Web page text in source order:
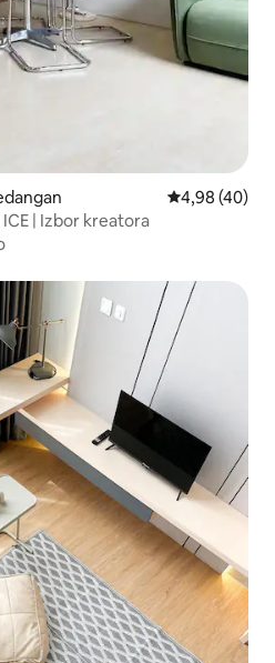
Prosječna
4,98 (40)
| Izbor kreatora